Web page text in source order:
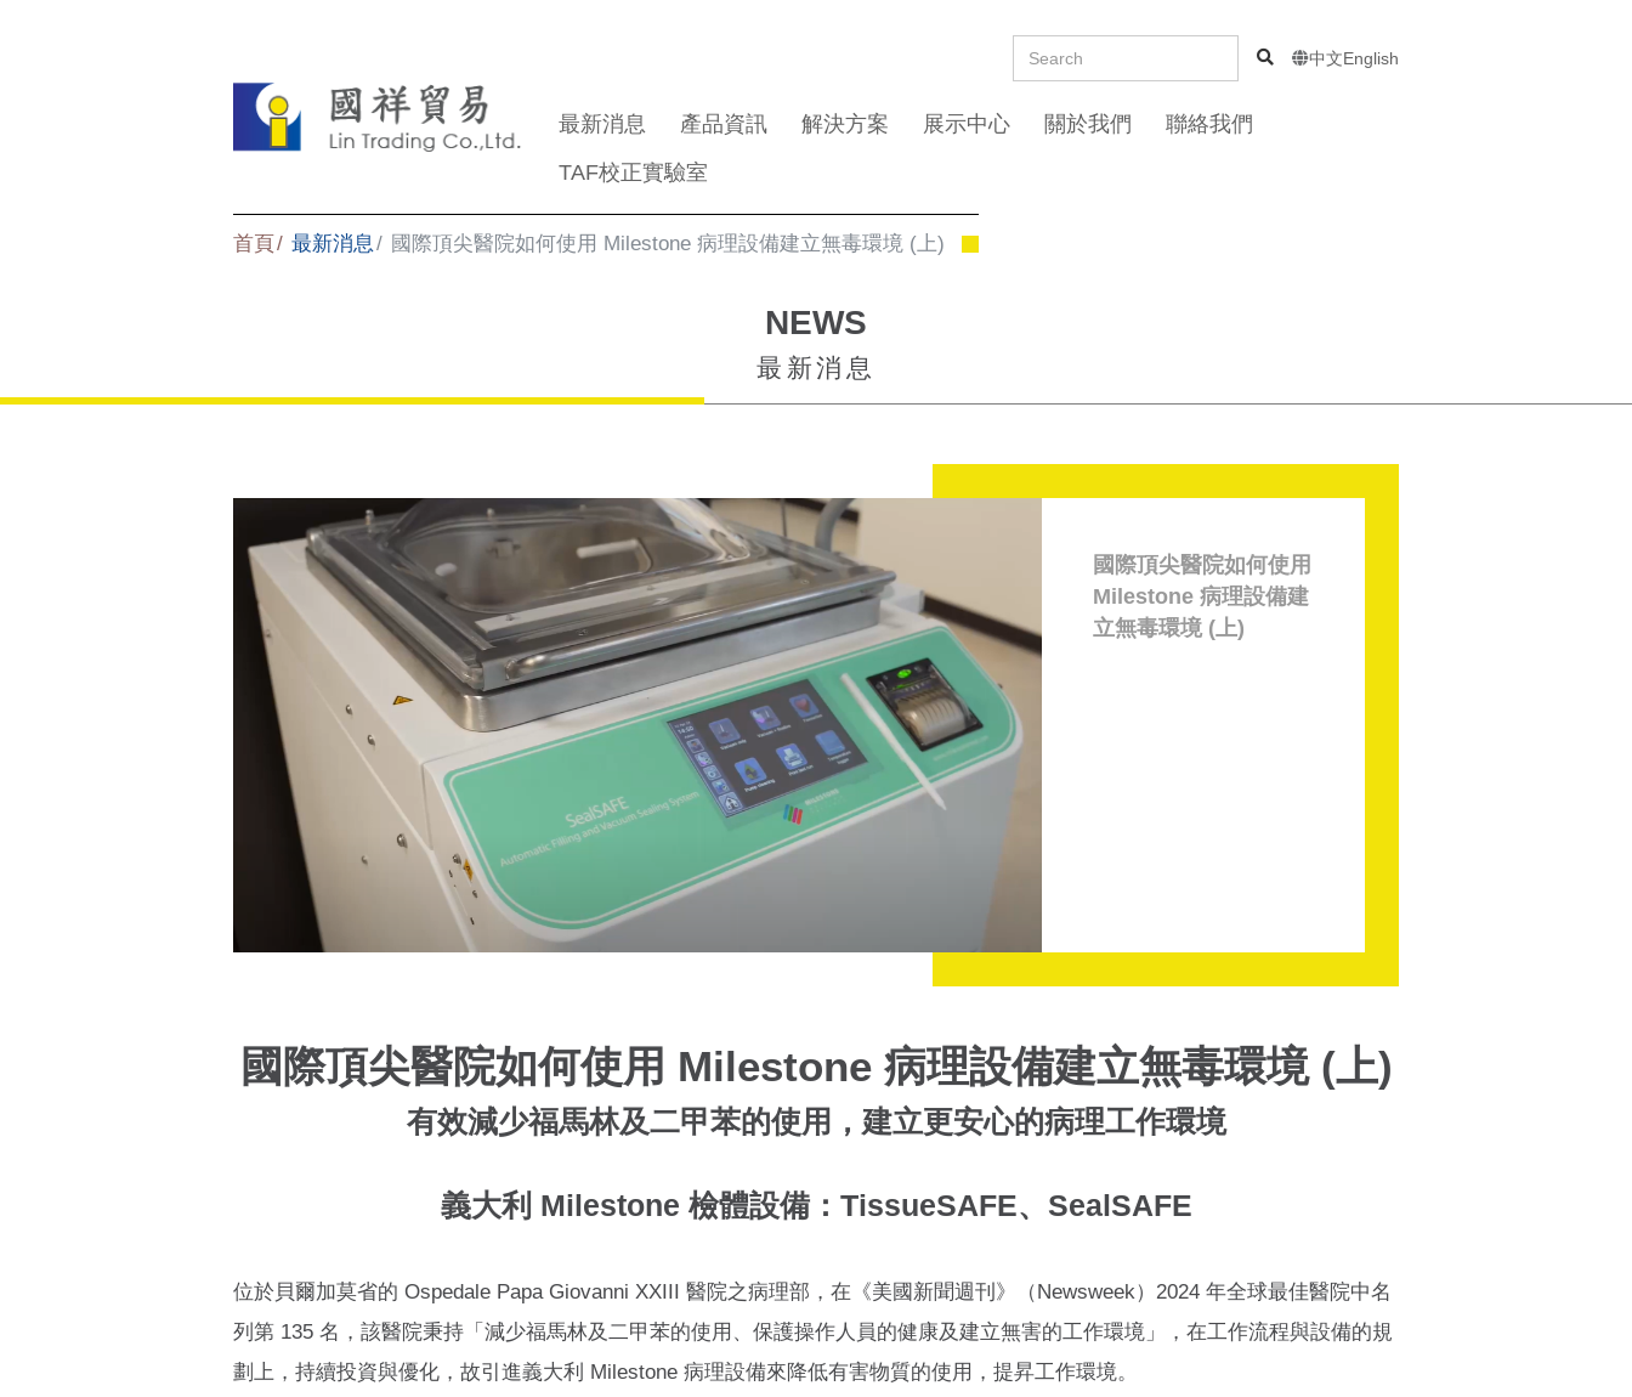
中文English
最新消息 產品資訊 解決方案 展示中心 關於我們
聯絡我們
TAF校正實驗室
首頁 最新消息 國際頂尖醫院如何使用 Milestone 病理設備建立無毒環境 (上)
NEWS
最新消息
國際頂尖醫院如何使用
Milestone 病理設備建
立無毒環境 (上)
國際頂尖醫院如何使用 Milestone 病理設備建立無毒環境 (上)
有效減少福馬林及二甲苯的使用，建立更安心的病理工作環境
義大利 Milestone 檢體設備：TissueSAFE、SealSAFE
位於貝爾加莫省的 Ospedale Papa Giovanni XXIII 醫院之病理部，在《美國新聞週刊》（Newsweek）2024 年全球最佳醫院中名
列第 135 名，該醫院秉持「減少福馬林及二甲苯的使用、保護操作人員的健康及建立無害的工作環境」，在工作流程與設備的規
劃上，持續投資與優化，故引進義大利 Milestone 病理設備來降低有害物質的使用，提昇工作環境。